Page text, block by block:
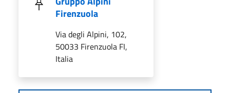
Firenzuola
Via degli Alpini, 102,
50033 Firenzuola FI,
Italia